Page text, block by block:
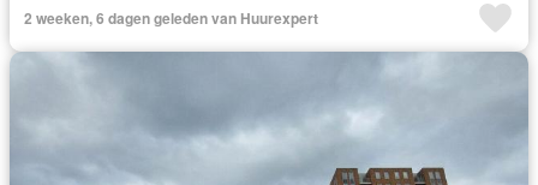
2 weeken, 6 dagen geleden van Huurexpert